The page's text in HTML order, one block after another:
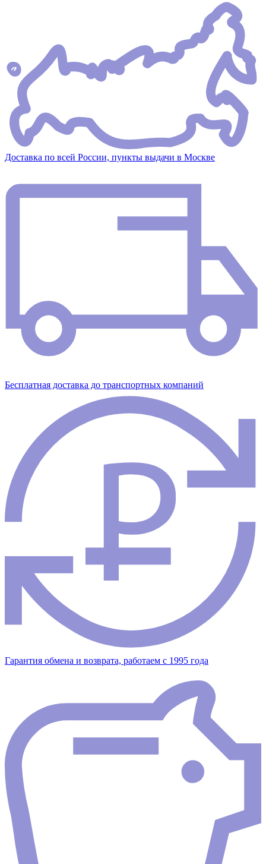
Доставка по всей России, пункты выдачи в Москве
Бесплатная доставка до транспортных компаний
Гарантия обмена и возврата, работаем с 1995 года